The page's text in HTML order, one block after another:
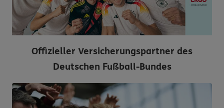
Offizieller Versicherungspartner des
Deutschen Fußball-Bundes